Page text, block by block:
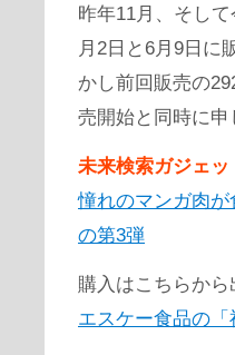
昨年11月、そし
月2日と6月9日に
かし前回販売の
売開始と同時に
未来検索ガジェッ
憧れのマンガ肉
の第3弾
購入はこちらから
エスケー食品の「